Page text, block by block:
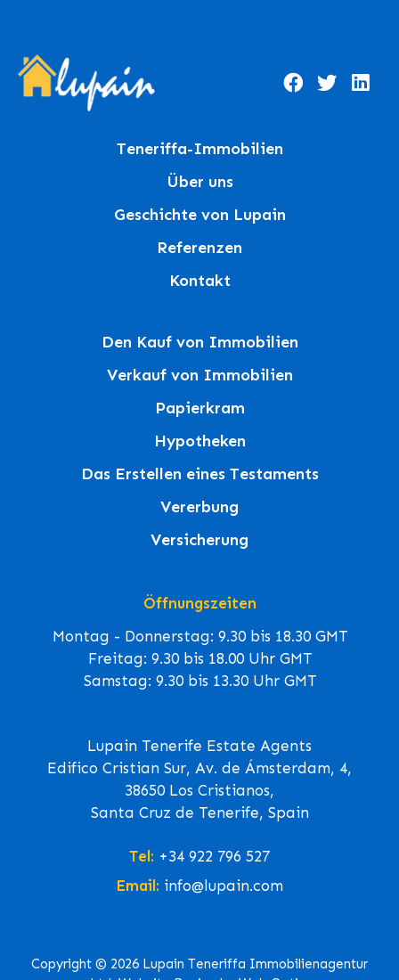
Teneriffa-Immobilien
Über uns
Geschichte von Lupain
Referenzen
Kontakt
Den Kauf von Immobilien
Verkauf von Immobilien
Papierkram
Hypotheken
Das Erstellen eines Testaments
Vererbung
Versicherung
Öffnungszeiten
Montag - Donnerstag: 9.30 bis 18.30 GMT
Freitag: 9.30 bis 18.00 Uhr GMT
Samstag: 9.30 bis 13.30 Uhr GMT
Lupain Tenerife Estate Agents
Edifico Cristian Sur, Av. de Ámsterdam, 4,
38650 Los Cristianos,
Santa Cruz de Tenerife, Spain
Tel: +34 922 796 527
Email: info@lupain.com
Copyright © 2026 Lupain Teneriffa Immobilienagentur